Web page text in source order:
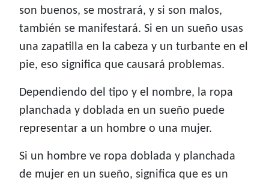
son buenos, se mostrará, y si son malos,
también se manifestará. Si en un sueño usas
una zapatilla en la cabeza y un turbante en el
pie, eso significa que causará problemas.
Dependiendo del tipo y el nombre, la ropa
planchada y doblada en un sueño puede
representar a un hombre o una mujer.
Si un hombre ve ropa doblada y planchada
de mujer en un sueño, significa que es un